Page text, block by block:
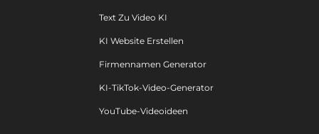
Text Zu Video KI
KI Website Erstellen
Firmennamen Generator
KI-TikTok-Video-Generator
YouTube-Videoideen